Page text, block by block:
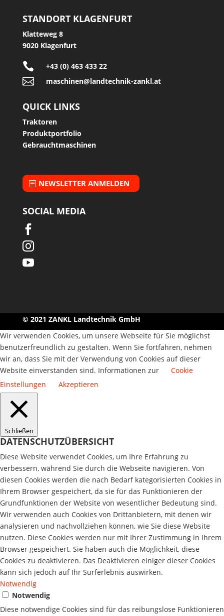
STANDORT KLAGENFURT
Klatteweg 8
9020 Klagenfurt
 +43 (0) 463 433 22
 maschinen@landtechnik-zankl.at
QUICK LINKS
Traktoren
Produktportfolio
Gebrauchtmaschinen
NEWSLETTER ANMELDEN
SOCIAL MEDIA



© 2021 ZANKL Landtechnik GmbH
Wir verwenden Cookies, um unsere Webseite für Sie möglichst
benutzerfreundlich zu gestalten. Wenn Sie fortfahren, nehmen
wir an, dass Sie mit der Verwendung von Cookies auf dieser
Website einverstanden sind. Informationen zur
Cookie
Einstellungen
Akzeptieren
Schließen
DATENSCHUTZÜBERSICHT
Diese Website verwendet Cookies, um Ihre Erfahrung zu
verbessern, während Sie durch die Webseite navigieren. Von
diesen Cookies werden die nach Bedarf kategorisierten Cookies in
Ihrem Browser gespeichert, da sie für das Funktionieren der
Grundfunktionen der Website von wesentlicher Bedeutung sind.
Wir verwenden auch Cookies von Drittanbietern, mit denen wir
analysieren und nachvollziehen können, wie Sie diese Website
nutzen. Diese Cookies werden nur mit Ihrer Zustimmung in Ihrem
Browser gespeichert. Sie haben auch die Möglichkeit, diese
Cookies zu deaktivieren. Das Deaktivieren einiger dieser Cookies
kann sich jedoch auf Ihr Surferlebnis auswirken.
Notwendig
Notwendig
Diese notwendige Cookies sind für das reibungslose Funktionieren